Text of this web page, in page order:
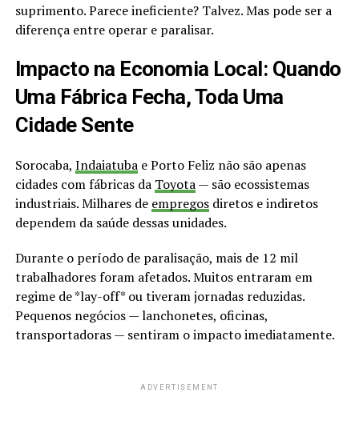
suprimento. Parece ineficiente? Talvez. Mas pode ser a
diferença entre operar e paralisar.
Impacto na Economia Local: Quando
Uma Fábrica Fecha, Toda Uma
Cidade Sente
Sorocaba, Indaiatubae Porto Feliz não são apenas
cidades com fábricas da Toyota— são ecossistemas
industriais. Milhares de empregosdiretos e indiretos
dependem da saúde dessas unidades.
Durante o período de paralisação, mais de 12 mil
trabalhadores foram afetados. Muitos entraram em
regime de *lay-off* ou tiveram jornadas reduzidas.
Pequenos negócios — lanchonetes, oficinas,
transportadoras — sentiram o impacto imediatamente.
ADVERTISEMENT